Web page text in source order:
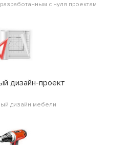
с нуля проектам
дизайн-проект
дизайн мебели